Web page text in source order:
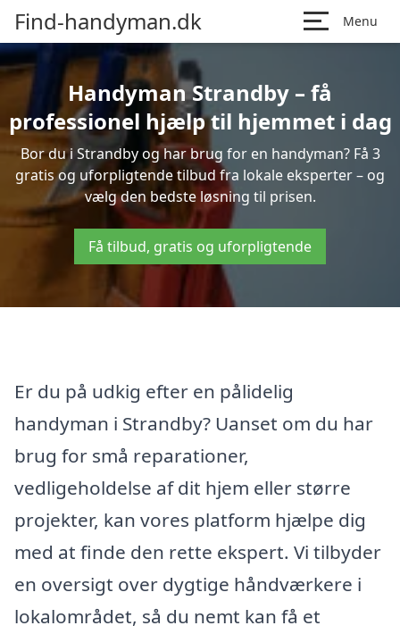
Find-handyman.dk Menu
Handyman Strandby – få
professionel hjælp til hjemmet i dag
Bor du i Strandby og har brug for en handyman? Få 3
gratis og uforpligtende tilbud fra lokale eksperter – og
vælg den bedste løsning til prisen.
Få tilbud, gratis og uforpligtende
Er du på udkig efter en pålidelig
handyman i Strandby? Uanset om du har
brug for små reparationer,
vedligeholdelse af dit hjem eller større
projekter, kan vores platform hjælpe dig
med at finde den rette ekspert. Vi tilbyder
en oversigt over dygtige håndværkere i
lokalområdet, så du nemt kan få et